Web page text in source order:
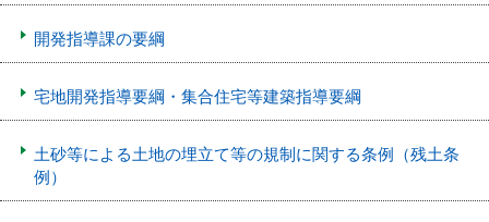
開発指導課の要綱
宅地開発指導要綱・集合住宅等建築指導要綱
土砂等による土地の埋立て等の規制に関する条例（残土条
例）